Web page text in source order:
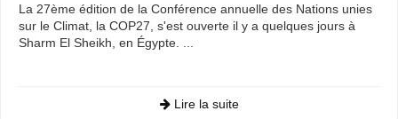
La 27ème édition de la Conférence annuelle des Nations unies
sur le Climat, la COP27, s'est ouverte il y a quelques jours à
Sharm El Sheikh, en Égypte. ...
Lire la suite